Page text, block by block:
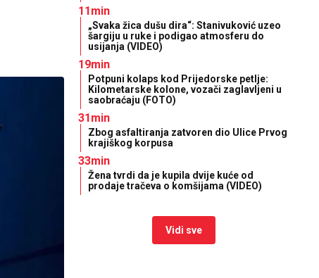
11min
„Svaka žica dušu dira“: Stanivuković uzeo
šargiju u ruke i podigao atmosferu do
usijanja (VIDEO)
19min
Potpuni kolaps kod Prijedorske petlje:
Kilometarske kolone, vozači zaglavljeni u
saobraćaju (FOTO)
31min
Zbog asfaltiranja zatvoren dio Ulice Prvog
krajiškog korpusa
33min
Žena tvrdi da je kupila dvije kuće od
prodaje tračeva o komšijama (VIDEO)
Vidi sve